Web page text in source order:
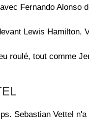
Fernando Alonso
Lewis Hamilton,
roulé, tout comme
Sebastian Vettel